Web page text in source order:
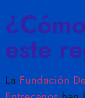
este
La Fundación